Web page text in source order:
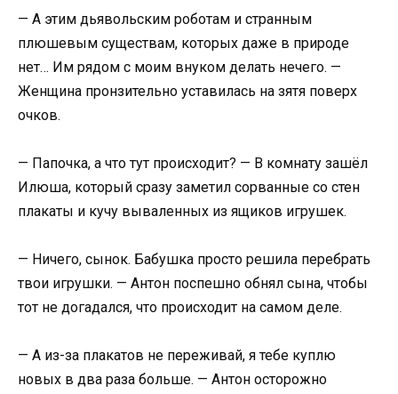
— А этим дьявольским роботам и странным
плюшевым существам, которых даже в природе
нет… Им рядом с моим внуком делать нечего. —
Женщина пронзительно уставилась на зятя поверх
очков.
— Папочка, а что тут происходит? — В комнату зашёл
Илюша, который сразу заметил сорванные со стен
плакаты и кучу вываленных из ящиков игрушек.
— Ничего, сынок. Бабушка просто решила перебрать
твои игрушки. — Антон поспешно обнял сына, чтобы
тот не догадался, что происходит на самом деле.
— А из-за плакатов не переживай, я тебе куплю
новых в два раза больше. — Антон осторожно